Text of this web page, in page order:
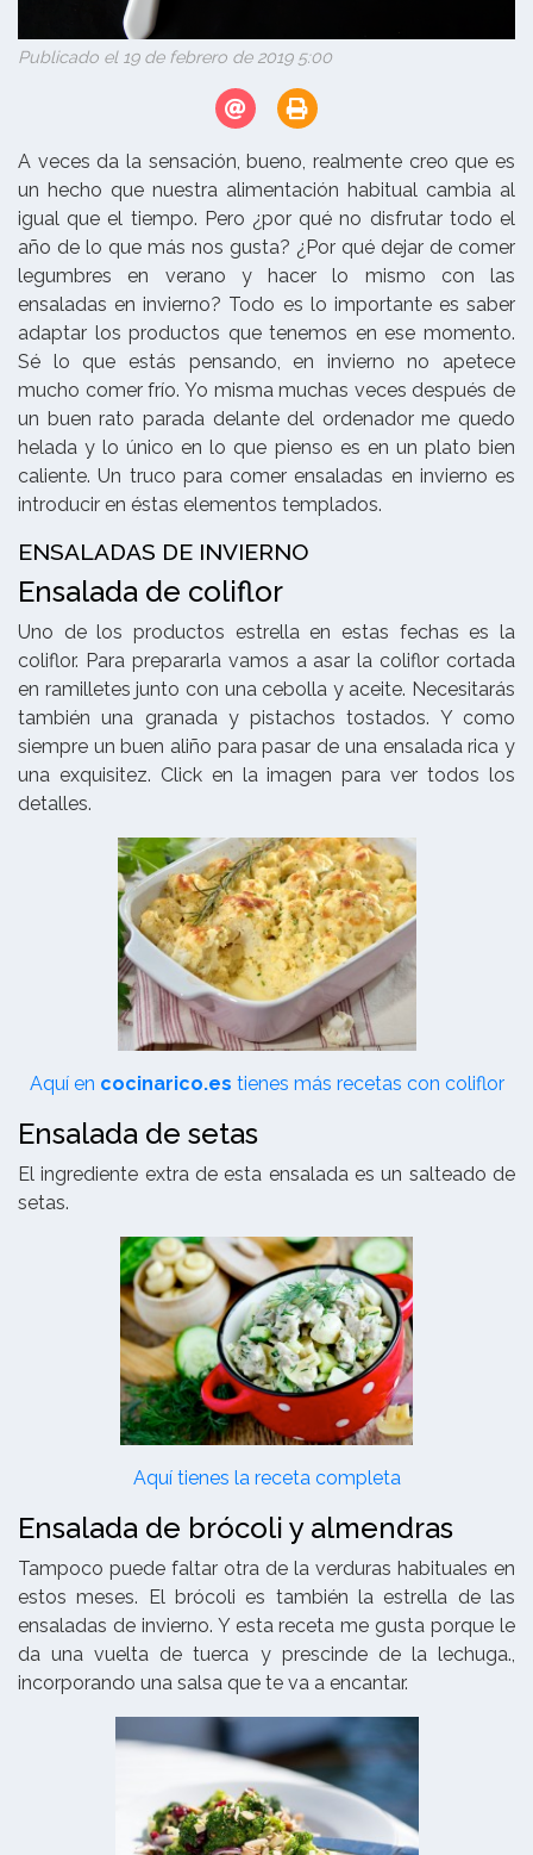
Publicado el 19 de febrero de 2019 5:00
A veces da la sensación, bueno, realmente creo que es
un hecho que nuestra alimentación habitual cambia al
igual que el tiempo. Pero ¿por qué no disfrutar todo el
año de lo que más nos gusta? ¿Por qué dejar de comer
legumbres en verano y hacer lo mismo con las
ensaladas en invierno? Todo es lo importante es saber
adaptar los productos que tenemos en ese momento.
Sé lo que estás pensando, en invierno no apetece
mucho comer frío. Yo misma muchas veces después de
un buen rato parada delante del ordenador me quedo
helada y lo único en lo que pienso es en un plato bien
caliente. Un truco para comer ensaladas en invierno es
introducir en éstas elementos templados.
ENSALADAS DE INVIERNO
Ensalada de coliflor
Uno de los productos estrella en estas fechas es la
coliflor. Para prepararla vamos a asar la coliflor cortada
en ramilletes junto con una cebolla y aceite. Necesitarás
también una granada y pistachos tostados. Y como
siempre un buen aliño para pasar de una ensalada rica y
una exquisitez. Click en la imagen para ver todos los
detalles.
Aquí en cocinarico.es tienes más recetas con coliflor
Ensalada de setas
El ingrediente extra de esta ensalada es un salteado de
setas.
Aquí tienes la receta completa
Ensalada de brócoli y almendras
Tampoco puede faltar otra de la verduras habituales en
estos meses. El brócoli es también la estrella de las
ensaladas de invierno. Y esta receta me gusta porque le
da una vuelta de tuerca y prescinde de la lechuga.,
incorporando una salsa que te va a encantar.